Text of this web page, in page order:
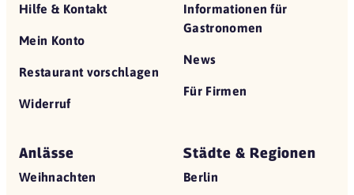
Hilfe & Kontakt
Mein Konto
Restaurant vorschlagen
Widerruf
Informationen für
Gastronomen
News
Für Firmen
Anlässe
Weihnachten
Städte & Regionen
Berlin